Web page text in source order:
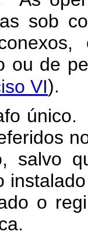
sob
ou de
VI).
único.
salvo
o